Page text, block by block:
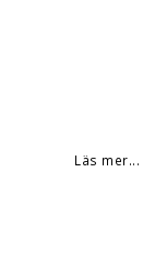
Läs mer...